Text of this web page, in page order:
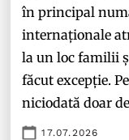
în principal
internaționale
la un loc familii
făcut excepție.
niciodată doar
17.07.2026